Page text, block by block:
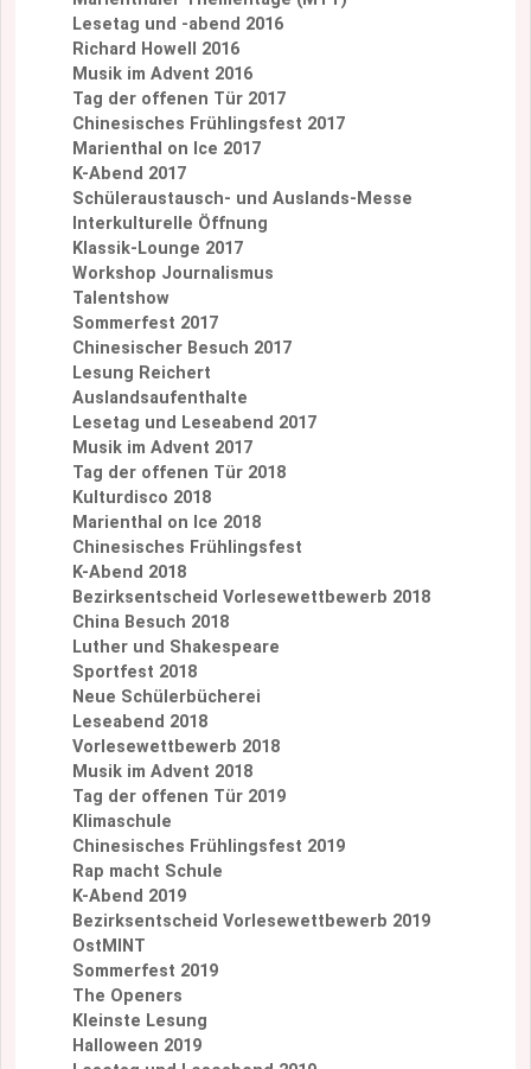
Lesetag und -abend 2016
Richard Howell 2016
Musik im Advent 2016
Tag der offenen Tür 2017
Chinesisches Frühlingsfest 2017
Marienthal on Ice 2017
K-Abend 2017
Schüleraustausch- und Auslands-Messe
Interkulturelle Öffnung
Klassik-Lounge 2017
Workshop Journalismus
Talentshow
Sommerfest 2017
Chinesischer Besuch 2017
Lesung Reichert
Auslandsaufenthalte
Lesetag und Leseabend 2017
Musik im Advent 2017
Tag der offenen Tür 2018
Kulturdisco 2018
Marienthal on Ice 2018
Chinesisches Frühlingsfest
K-Abend 2018
Bezirksentscheid Vorlesewettbewerb 2018
China Besuch 2018
Luther und Shakespeare
Sportfest 2018
Neue Schülerbücherei
Leseabend 2018
Vorlesewettbewerb 2018
Musik im Advent 2018
Tag der offenen Tür 2019
Klimaschule
Chinesisches Frühlingsfest 2019
Rap macht Schule
K-Abend 2019
Bezirksentscheid Vorlesewettbewerb 2019
OstMINT
Sommerfest 2019
The Openers
Kleinste Lesung
Halloween 2019